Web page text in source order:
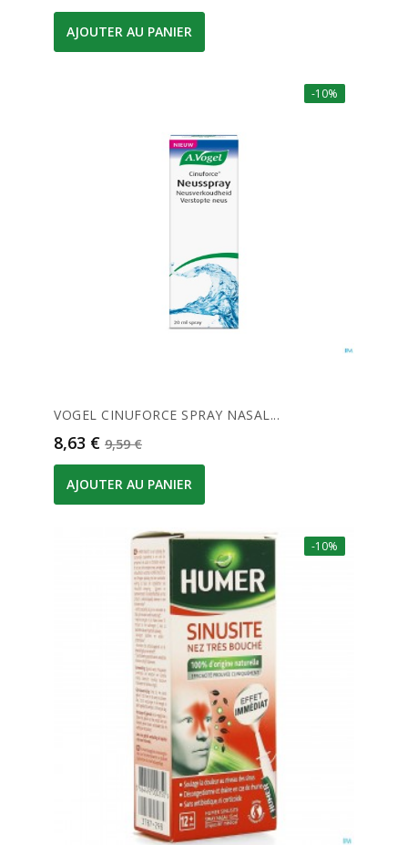
AJOUTER AU PANIER
-10%
VOGEL CINUFORCE SPRAY NASAL...
Prix
8,63 € Prix de base
9,59 €
AJOUTER AU PANIER
-10%